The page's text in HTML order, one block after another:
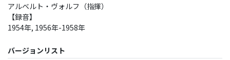
アルベルト・ヴォルフ（指揮）
【録音】
1954年, 1956年-1958年
バージョンリスト